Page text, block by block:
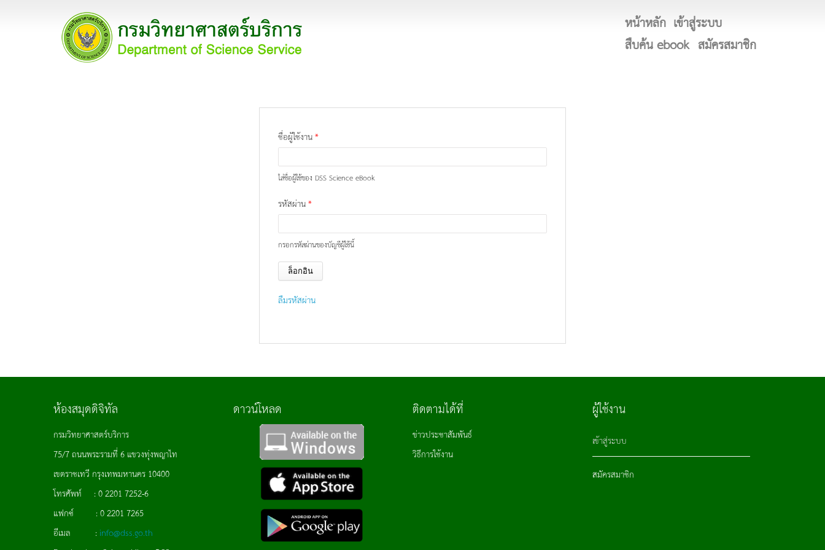
หน้าหลัก เข้าสู่ระบบ
สืบค้น ebook สมัครสมาชิก
ชื่อผู้ใช้งาน*
ใส่ชื่อผู้ใช้ของ DSS Science eBook
รหัสผ่าน*
กรอกรหัสผ่านของบัญชีผู้ใช้นี้
ลืมรหัสผ่าน
ห้องสมุดดิจิทัล
กรมวิทยาศาสตร์บริการ
75/7 ถนนพระรามที่ 6 แขวงทุ่งพญาไท
เขตราชเทวี กรุงเทพมหานคร 10400
โทรศัพท์ : 0 2201 7252-6
แฟกซ์ : 0 2201 7265
อีเมล : info@dss.go.th
ดาวน์โหลด ติดตามได้ที่
ข่าวประชาสัมพันธ์
วิธีการใช้งาน
ผู้ใช้งาน
เข้าสู่ระบบ
สมัครสมาชิก